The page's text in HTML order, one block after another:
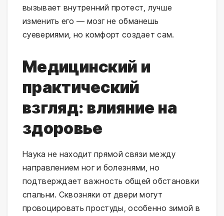
вызывает внутренний протест, лучше
изменить его — мозг не обманешь
суевериями, но комфорт создает сам.
Медицинский и
практический
взгляд: влияние на
здоровье
Наука не находит прямой связи между
направлением ног и болезнями, но
подтверждает важность общей обстановки
спальни. Сквозняки от двери могут
провоцировать простуды, особенно зимой в